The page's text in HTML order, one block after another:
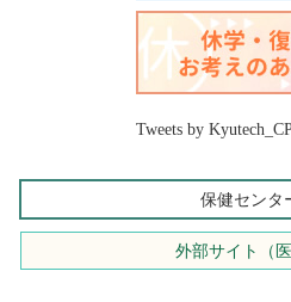
Tweets by
保健センタ
外部サイト（医